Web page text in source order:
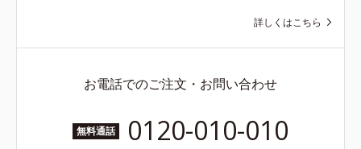
詳しくはこちら
お電話でのご注文・お問い合わせ
無料通話 0120-010-010